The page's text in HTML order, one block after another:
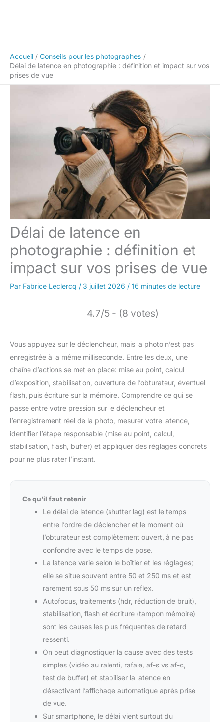
Accueil
Conseils pour les photographes
Délai de latence en photographie : définition et impact sur vos
prises de vue
Délai de latence en
photographie : définition et
impact sur vos prises de vue
Par Fabrice Leclercq / 3 juillet 2026 / 16 minutes de lecture
4.7/5 - (8 votes)
Vous appuyez sur le déclencheur, mais la photo n’est pas
enregistrée à la même milliseconde. Entre les deux, une
chaîne d’actions se met en place: mise au point, calcul
d’exposition, stabilisation, ouverture de l’obturateur, éventuel
flash, puis écriture sur la mémoire. Comprendre ce qui se
passe entre votre pression sur le déclencheur et
l’enregistrement réel de la photo, mesurer votre latence,
identifier l’étape responsable (mise au point, calcul,
stabilisation, flash, buffer) et appliquer des réglages concrets
pour ne plus rater l’instant.
Ce qu’il faut retenir
Le délai de latence (shutter lag) est le temps
entre l’ordre de déclencher et le moment où
l’obturateur est complètement ouvert, à ne pas
confondre avec le temps de pose.
La latence varie selon le boîtier et les réglages;
elle se situe souvent entre 50 et 250 ms et est
rarement sous 50 ms sur un reflex.
Autofocus, traitements (hdr, réduction de bruit),
stabilisation, flash et écriture (tampon mémoire)
sont les causes les plus fréquentes de retard
ressenti.
On peut diagnostiquer la cause avec des tests
simples (vidéo au ralenti, rafale, af-s vs af-c,
test de buffer) et stabiliser la latence en
désactivant l’affichage automatique après prise
de vue.
Sur smartphone, le délai vient surtout du